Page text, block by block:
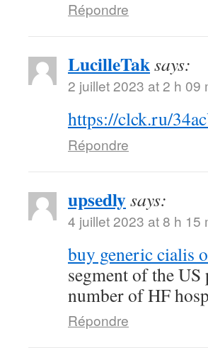
Répondre
LucilleTaksays:
2 juillet 2023 at 2 h 09
https://clck.ru/
Répondre
upsedlysays:
4 juillet 2023 at 8 h 15
buy generic cialis
segment of the
number of HF
Répondre